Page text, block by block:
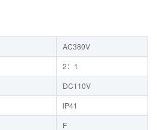
AC380V
2：1
DC110V
IP41
F